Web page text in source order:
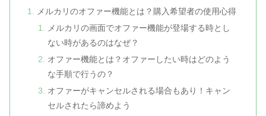
メルカリのオファー機能とは？購入希望者の使用心得
メルカリの画面でオファー機能が登場する時とし
ない時があるのはなぜ？
オファー機能とは？オファーしたい時はどのよう
な手順で行うの？
オファーがキャンセルされる場合もあり！キャン
セルされたら諦めよう